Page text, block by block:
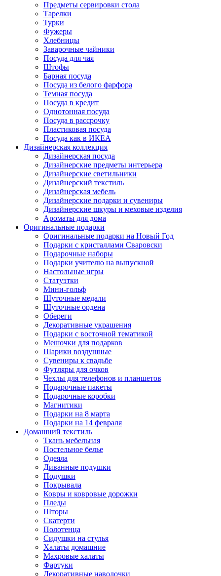
Предметы сервировки стола
Тарелки
Турки
Фужеры
Хлебницы
Заварочные чайники
Посуда для чая
Штофы
Барная посуда
Посуда из белого фарфора
Темная посуда
Посуда в кредит
Однотонная посуда
Посуда в рассрочку
Пластиковая посуда
Посуда как в ИКЕА
Дизайнерская коллекция
Дизайнерская посуда
Дизайнерские предметы интерьера
Дизайнерские светильники
Дизайнерский текстиль
Дизайнерская мебель
Дизайнерские подарки и сувениры
Дизайнерские шкуры и меховые изделия
Ароматы для дома
Оригинальные подарки
Оригинальные подарки на Новый Год
Подарки с кристаллами Сваровски
Подарочные наборы
Подарки учителю на выпускной
Настольные игры
Статуэтки
Мини-гольф
Шуточные медали
Шуточные ордена
Обереги
Декоративные украшения
Подарки с восточной тематикой
Мешочки для подарков
Шарики воздушные
Сувениры к свадьбе
Футляры для очков
Чехлы для телефонов и планшетов
Подарочные пакеты
Подарочные коробки
Магнитики
Подарки на 8 марта
Подарки на 14 февраля
Домашний текстиль
Ткань мебельная
Постельное белье
Одеяла
Диванные подушки
Подушки
Покрывала
Ковры и ковровые дорожки
Пледы
Шторы
Скатерти
Полотенца
Сидушки на стулья
Халаты домашние
Махровые халаты
Фартуки
Декоративные наволочки